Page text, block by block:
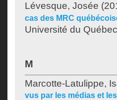
Lévesque, Josée
cas des MRC
Université du
M
Marcotte-Latulippe,
vus par les médias et